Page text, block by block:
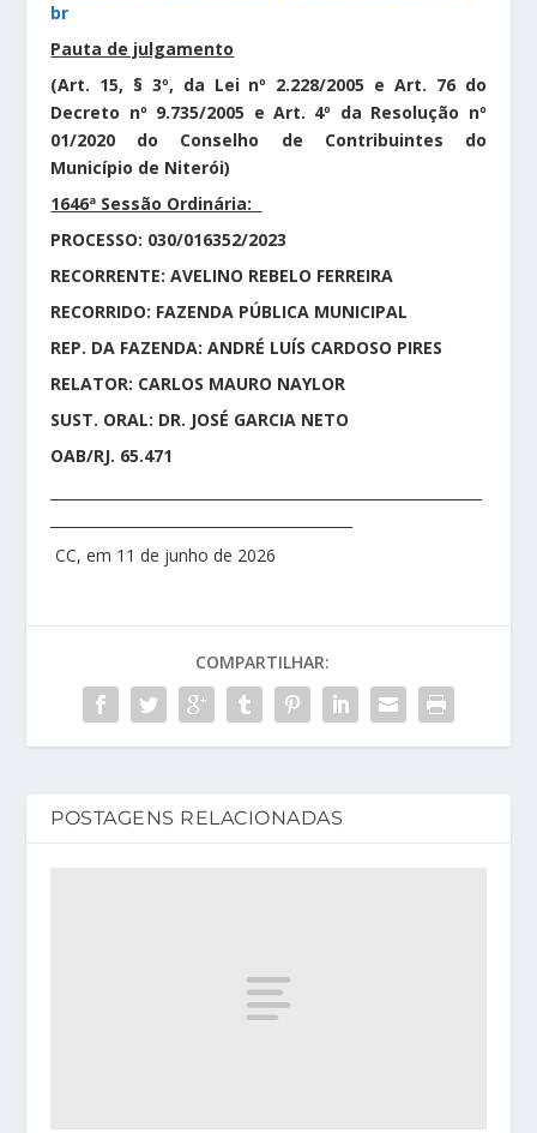
br
Pauta de julgamento
(Art. 15, § 3º, da Lei nº 2.228/2005 e Art. 76 do
Decreto nº 9.735/2005 e Art. 4º da Resolução nº
01/2020 do Conselho de Contribuintes do
Município de Niterói)
1646ª Sessão Ordinária:
PROCESSO: 030/016352/2023
RECORRENTE: AVELINO REBELO FERREIRA
RECORRIDO: FAZENDA PÚBLICA MUNICIPAL
REP. DA FAZENDA: ANDRÉ LUÍS CARDOSO PIRES
RELATOR: CARLOS MAURO NAYLOR
SUST. ORAL: DR. JOSÉ GARCIA NETO
OAB/RJ. 65.471
CC, em 11 de junho de 2026
COMPARTILHAR:
POSTAGENS RELACIONADAS